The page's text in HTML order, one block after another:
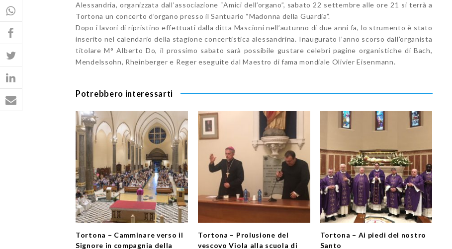
Alessandria, organizzata dall’associazione “Amici dell’organo”, sabato 22 settembre alle ore 21 si terrà a
Tortona un concerto d’organo presso il Santuario “Madonna della Guardia”.
Dopo i lavori di ripristino effettuati dalla ditta Mascioni nell’autunno di due anni fa, lo strumento è stato
inserito nel calendario della stagione concertistica alessandrina. Inaugurato l’anno scorso dall’organista
titolare M° Alberto Do, il prossimo sabato sarà possibile gustare celebri pagine organistiche di Bach,
Mendelssohn, Rheinberger e Reger eseguite dal Maestro di fama mondiale Olivier Eisenmann.
Potrebbero interessarti
Tortona – Camminare verso il
Signore in compagnia della
Tortona – Prolusione del
vescovo Viola alla scuola di
Tortona – Ai piedi del nostro
Santo